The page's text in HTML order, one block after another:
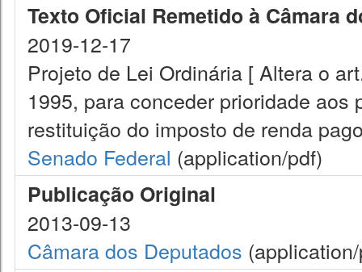
Texto Oficial Remetido à Câmara
2019-12-17
Projeto de Lei Ordinária [ Altera o
1995, para conceder prioridade
restituição do imposto de renda
Senado Federal (application/pdf)
Publicação Original
2013-09-13
Câmara dos Deputados